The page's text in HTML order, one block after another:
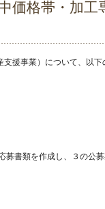
価格帯・加工
援事業）について、以下
書類を作成し、３の公